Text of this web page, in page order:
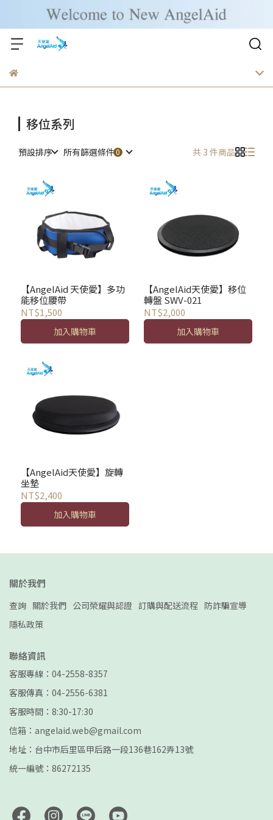
移位系列
預設排序 所有篩選條件 共 3 件商品
【AngelAid 天使愛】多功
能移位腰帶
NT$1,500
加入購物車
【AngelAid天使愛】移位
轉盤 SWV-021
NT$2,000
加入購物車
【AngelAid天使愛】旋轉
坐墊
NT$2,400
加入購物車
關於我們
查詢 關於我們 公司榮耀與認證 訂購與配送流程 防詐騙宣導
隱私政策
聯絡資訊
客服專線：04-2558-8357
客服傳真：04-2556-6381
客服時間：8:30-17:30
信箱：angelaid.web@gmail.com
地址：台中市后里區甲后路一段136巷162弄13號
統一編號：86272135